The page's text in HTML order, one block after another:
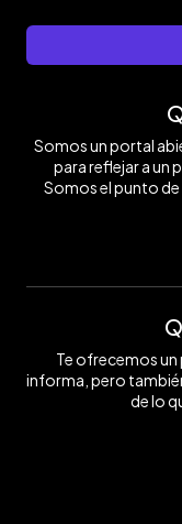
Somos un portal
para reflejar a un
Somos el punto de
Te ofrecemos
informa, pero
de lo